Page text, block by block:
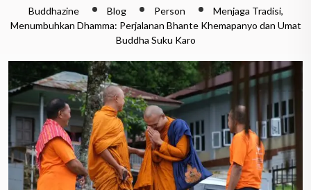
Buddhazine Blog Person
Menjaga Tradisi,
Menumbuhkan Dhamma: Perjalanan Bhante Khemapanyo dan Umat
Buddha Suku Karo